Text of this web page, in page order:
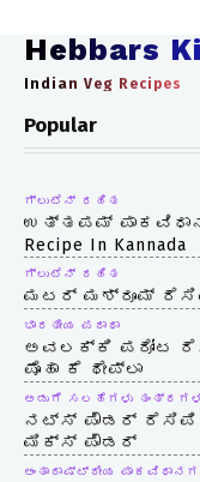
Hebbars
Indian Veg Recipes
Popular
ಗ್ಲುಟೆನ್ ರಹಿತ
ಉತ್ತಪಮ್
Recipe In Kannada
ಗ್ಲುಟೆನ್ ರಹಿತ
ಮಟರ್ ಮಶ್ರೂಮ್ ರೆಸಿಪಿ |
ಭಾರತೀಯ ಪರಾಥಾ
ಅವಲಕ್ಕಿ ಪರೋಟ ರೆಸಿಪಿ
ಪೊಹಾ ಕೆ ಥೇಪ್ಲಾ
ಅಡುಗೆ ಸಲಹೆಗಳು
ನಟ್ಸ್ ಪೌಡರ್ ರೆಸಿಪಿ |
ಮಿಕ್ಸ್ ಪೌಡರ್
ಅಂತಾರಾಷ್ಟ್ರೀಯ